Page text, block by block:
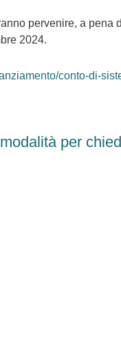
pervenire, a
2024.
conto-di-